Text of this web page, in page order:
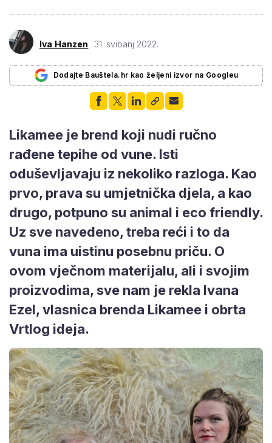
Iva Hanzen 31. svibanj 2022.
Dodajte Bauštela.hr kao željeni izvor na Googleu
Likamee je brend koji nudi ručno
rađene tepihe od vune. Isti
oduševljavaju iz nekoliko razloga. Kao
prvo, prava su umjetnička djela, a kao
drugo, potpuno su animal i eco friendly.
Uz sve navedeno, treba reći i to da
vuna ima uistinu posebnu priču. O
ovom vječnom materijalu, ali i svojim
proizvodima, sve nam je rekla Ivana
Ezel, vlasnica brenda Likamee i obrta
Vrtlog ideja.